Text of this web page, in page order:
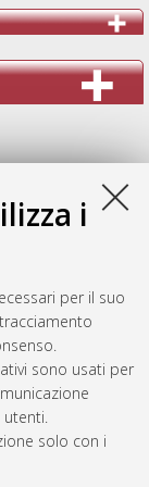
i
per il suo
sono usati per
utenti.
solo con i